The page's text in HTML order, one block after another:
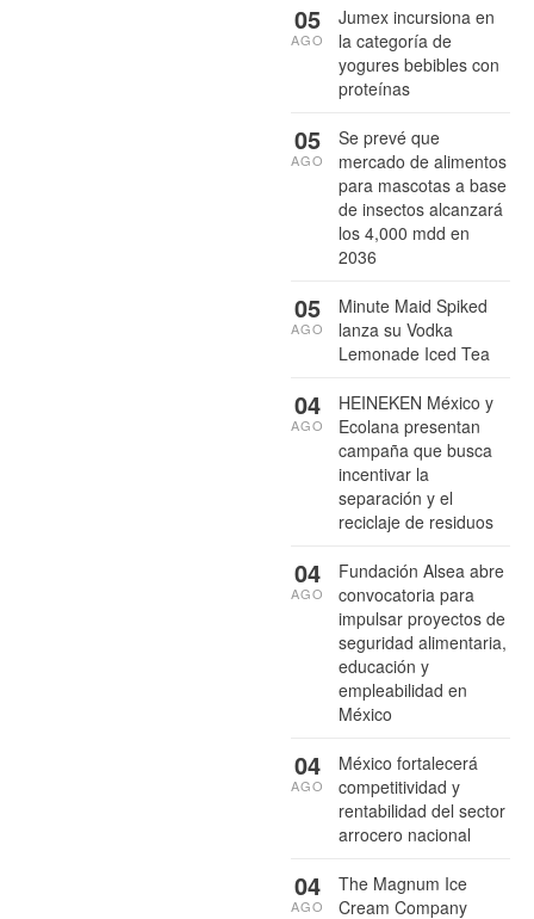
Jumex incursiona en
la categoría de
yogures bebibles con
proteínas
05
AGO
Se prevé que
mercado de alimentos
para mascotas a base
de insectos alcanzará
los 4,000 mdd en
2036
05
AGO
Minute Maid Spiked
lanza su Vodka
Lemonade Iced Tea
05
AGO
HEINEKEN México y
Ecolana presentan
campaña que busca
incentivar la
separación y el
reciclaje de residuos
04
AGO
Fundación Alsea abre
convocatoria para
impulsar proyectos de
seguridad alimentaria,
educación y
empleabilidad en
México
04
AGO
México fortalecerá
competitividad y
rentabilidad del sector
arrocero nacional
04
AGO
The Magnum Ice
Cream Company
04
AGO